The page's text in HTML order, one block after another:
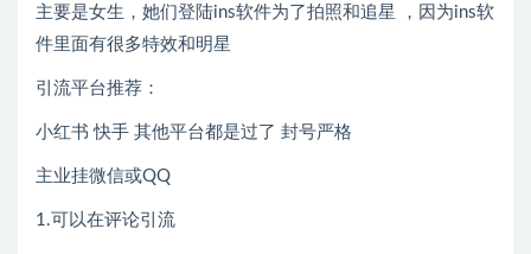
主要是女生，她们登陆ins软件为了拍照和追星 ，因为ins软
件里面有很多特效和明星
引流平台推荐：
小红书 快手 其他平台都是过了 封号严格
主业挂微信或QQ
1.可以在评论引流